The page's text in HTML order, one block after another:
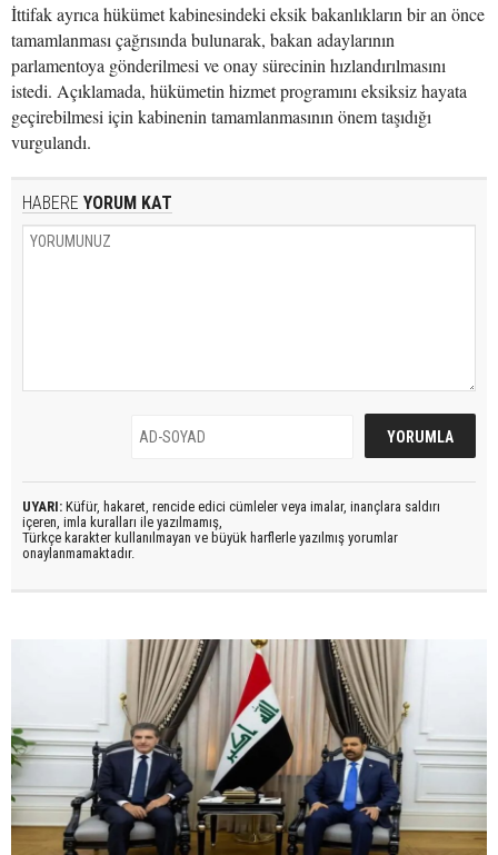
İttifak ayrıca hükümet kabinesindeki eksik bakanlıkların bir an önce
tamamlanması çağrısında bulunarak, bakan adaylarının
parlamentoya gönderilmesi ve onay sürecinin hızlandırılmasını
istedi. Açıklamada, hükümetin hizmet programını eksiksiz hayata
geçirebilmesi için kabinenin tamamlanmasının önem taşıdığı
vurgulandı.
HABERE YORUM KAT
UYARI: Küfür, hakaret, rencide edici cümleler veya imalar, inançlara saldırı
içeren, imla kuralları ile yazılmamış,
Türkçe karakter kullanılmayan ve büyük harflerle yazılmış yorumlar
onaylanmamaktadır.